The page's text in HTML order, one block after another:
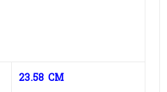
23.58 CM